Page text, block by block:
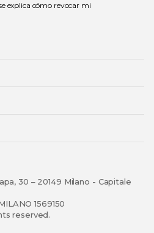
explica cómo revocar mi
30 – 20149 Milano - Capitale
1569150
reserved.